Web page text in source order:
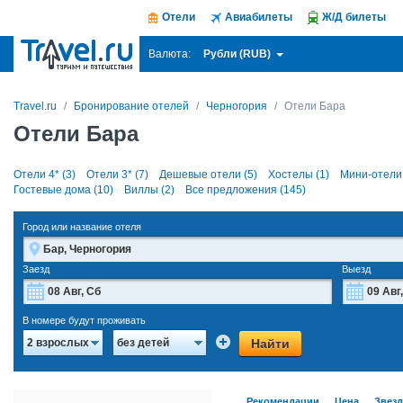
Отели Авиабилеты Ж/Д билеты
Валюта: Рубли (RUB)
Travel.ru Бронирование отелей Черногория Отели Бара
Отели Бара
Отели 4* (3) Отели 3* (7) Дешевые отели (5) Хостелы (1)
Мини-
Гостевые дома (10)
Виллы (2) Все предложения (145)
Город или название отеля
Заезд
Пн Вт Ср Чт Пт Сб Вс
27 28 29 30 1 2
Выезд
В номере будут проживать
2 взрослых без детей Найти